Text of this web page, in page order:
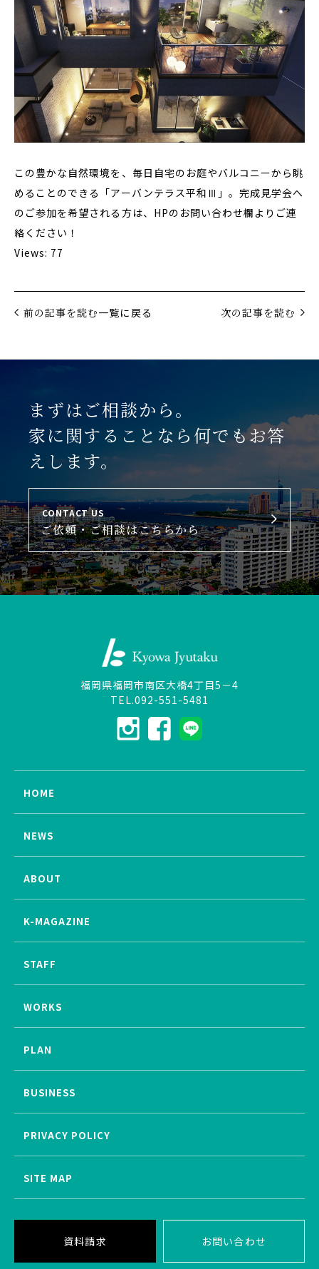
この豊かな自然環境を、毎日自宅のお庭やバルコニーから眺
めることのできる「アーバンテラス平和Ⅲ」。完成見学会へ
のご参加を希望される方は、HPのお問い合わせ欄よりご連
絡ください！
Views: 77
前の記事を読む一覧に戻る 次の記事を読む
まずはご相談から。
家に関することなら何でもお答
えします。
CONTACT US
ご依頼・ご相談はこちらから
福岡県福岡市南区大橋4丁目5－4
TEL.092-551-5481
HOME
NEWS
ABOUT
K-MAGAZINE
STAFF
WORKS
PLAN
BUSINESS
PRIVACY POLICY
SITE MAP
資料請求 お問い合わせ